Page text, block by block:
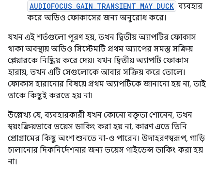
AUDIOFOCUS_GAIN_TRANSIENT_MAY_DUCK ব্যবহার
করে অডিও ফোকাসের জন্য অনুরোধ করে।
যখন এই শর্তগুলো পূরণ হয়, তখন দ্বিতীয় অ্যাপটির ফোকাস
থাকা অবস্থায় অডিও সিস্টেমটি প্রথম অ্যাপের সমস্ত সক্রিয়
প্লেয়ারকে নিষ্ক্রিয় করে দেয়। যখন দ্বিতীয় অ্যাপটি ফোকাস
হারায়, তখন এটি সেগুলোকে আবার সক্রিয় করে তোলে।
ফোকাস হারানোর বিষয়ে প্রথম অ্যাপটিকে জানানো হয় না, তাই
তাকে কিছুই করতে হয় না।
উল্লেখ্য যে, ব্যবহারকারী যখন কোনো বক্তৃতা শোনেন, তখন
স্বয়ংক্রিয়ভাবে ভয়েস ডাকিং করা হয় না, কারণ এতে তিনি
প্রোগ্রামের কিছু অংশ শুনতে না-ও পারেন। উদাহরণস্বরূপ, গাড়ি
চালানোর দিকনির্দেশনার জন্য ভয়েস গাইডেন্স ডাকিং করা হয়
না।